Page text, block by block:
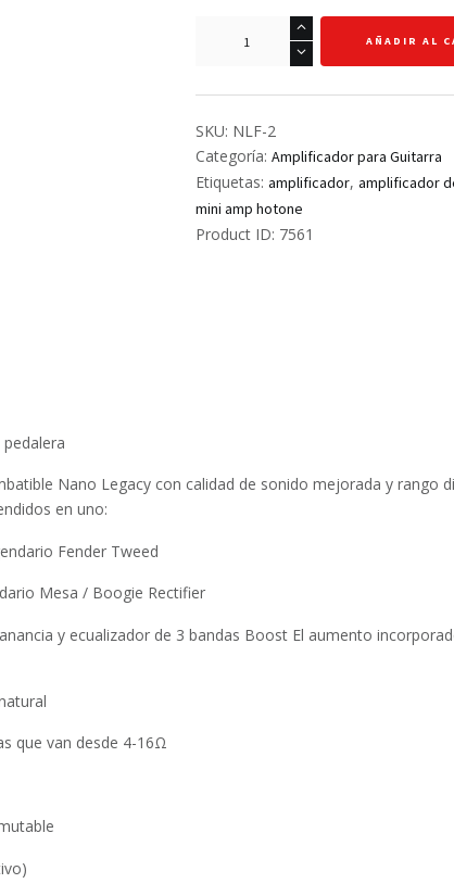
Legacy
Floor
75w
-
Mojo
AÑADIR AL
SKU: NLF-2
Categoría: Amplificador para Guitarra
Etiquetas: amplificador, amplificador
mini amp hotone
Product ID: 7561
Nano Legacy con calidad de sonido mejorada y rango
en uno:
Fender Tweed
Mesa / Boogie Rectifier
y ecualizador de 3 bandas Boost El aumento
que van desde 4-16Ω